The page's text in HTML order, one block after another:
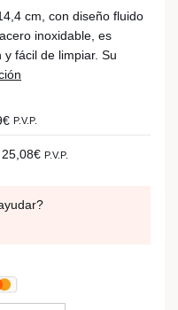
cm, con diseño fluido
inoxidable, es
fácil de limpiar. Su
P.V.P.
25,08€ P.V.P.